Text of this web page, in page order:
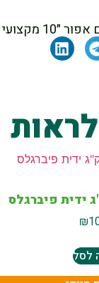
– הנטר
₪
לסל